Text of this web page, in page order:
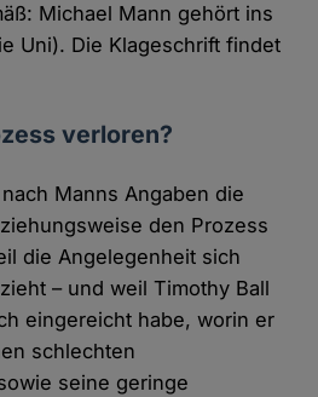
Michael Mann gehört ins
Uni). Die Klageschrift findet
verloren?
Manns Angaben die
den Prozess
die Angelegenheit sich
– und weil Timothy Ball
eingereicht habe, worin er
schlechten
seine geringe